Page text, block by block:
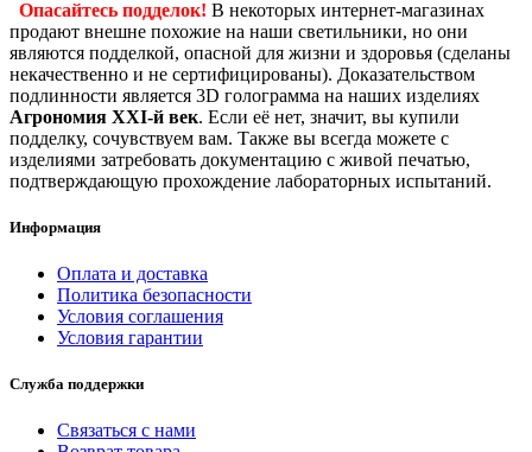
Опасайтесь подделок! В некоторых интернет-магазинах
продают внешне похожие на наши светильники, но они
являются подделкой, опасной для жизни и здоровья (сделаны
некачественно и не сертифицированы). Доказательством
подлинности является 3D голограмма на наших изделиях
Агрономия XXI-й век. Если её нет, значит, вы купили
подделку, сочувствуем вам. Также вы всегда можете с
изделиями затребовать документацию с живой печатью,
подтверждающую прохождение лабораторных испытаний.
Информация
Оплата и доставка
Политика безопасности
Условия соглашения
Условия гарантии
Служба поддержки
Связаться с нами